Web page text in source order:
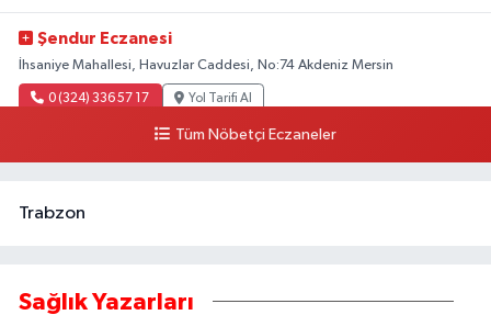
Şendur Eczanesi
İhsaniye Mahallesi, Havuzlar Caddesi, No:74 Akdeniz Mersin
0 (324) 336 57 17 Yol Tarifi Al
0 (324) 237 05 00
İstiklal Caddesi, Çelikler Apt. altı No:199 18-19 Akdeniz Mersin
Tüm Nöbetçi Eczaneler
Trabzon
Sağlık Yazarları